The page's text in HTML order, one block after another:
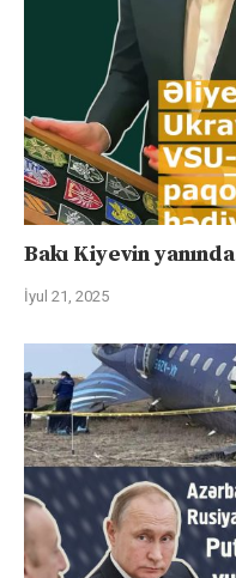
Bakı Kiyevin yanında
İyul 21, 2025